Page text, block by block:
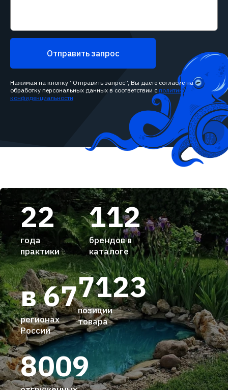
Отправить запрос
Нажимая на кнопку “Отправить запрос”, Вы даёте согласие на
обработку персональных данных в соответствии с политикой
конфиденциальности
22
года
практики
112
брендов в
каталоге
7123
позиции
товара
8009
в 67
регионах
России